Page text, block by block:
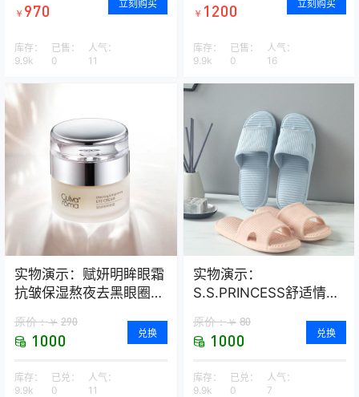
￥ 970 立刻购买
库存：
9.9k
已售：
0
人气：
11
￥ 1200 立刻购买
库存：
9.9k
已售：
0
人气：
16
实物演示：赋妍明眸眼霜
抗皱保湿熬夜去黑眼圈
原价：￥ 290
1000 兑换
库存：
9.9k
已兑：
0
人气：
11
实物演示：
S.S.PRINCESS舒适情侣
原价：￥ 80
1000 兑换
库存：
9.9k
已兑：
0
人气：
7